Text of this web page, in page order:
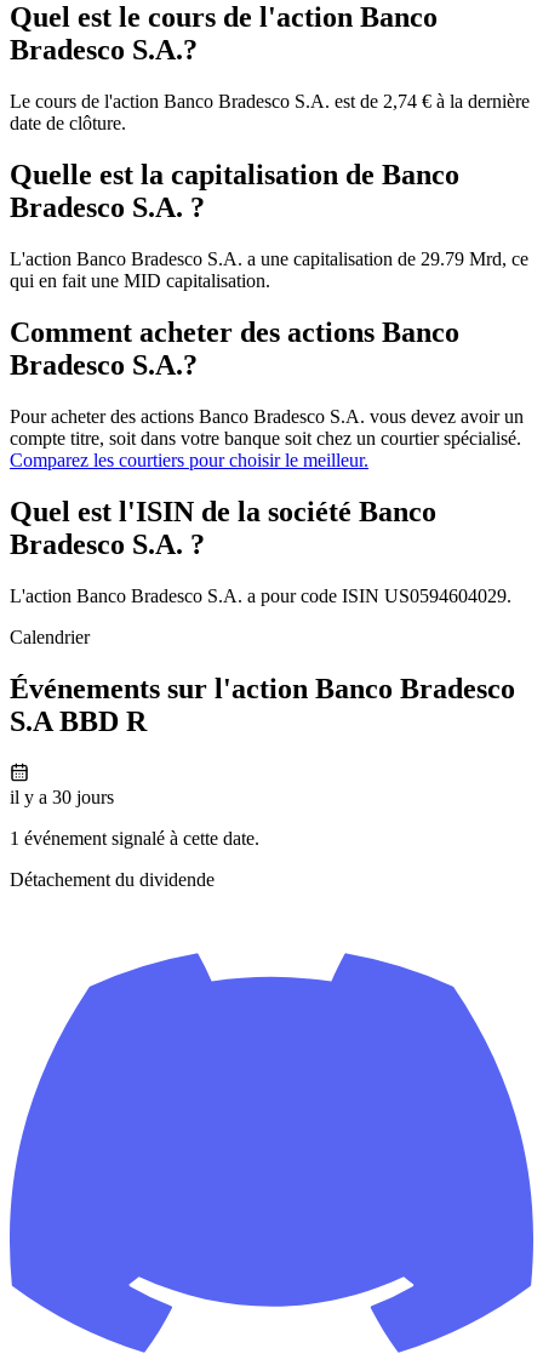
Quel est le cours de l'action Banco
Bradesco S.A.?
Le cours de l'action Banco Bradesco S.A. est de 2,74 € à la dernière
date de clôture.
Quelle est la capitalisation de Banco
Bradesco S.A. ?
L'action Banco Bradesco S.A. a une capitalisation de 29.79 Mrd, ce
qui en fait une MID capitalisation.
Comment acheter des actions Banco
Bradesco S.A.?
Pour acheter des actions Banco Bradesco S.A. vous devez avoir un
compte titre, soit dans votre banque soit chez un courtier spécialisé.
Comparez les courtiers pour choisir le meilleur.
Quel est l'ISIN de la société Banco
Bradesco S.A. ?
L'action Banco Bradesco S.A. a pour code ISIN US0594604029.
Calendrier
Événements sur l'action Banco Bradesco
S.A BBD R
il y a 30 jours
1 événement signalé à cette date.
Détachement du dividende